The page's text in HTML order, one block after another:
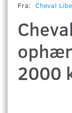
Fra: Cheval
2000